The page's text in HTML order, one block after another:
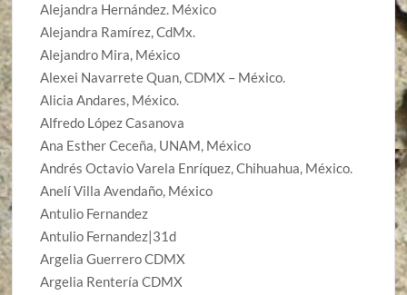
Alejandra Hernández. México
Alejandra Ramírez, CdMx.
Alejandro Mira, México
Alexei Navarrete Quan, CDMX – México.
Alicia Andares, México.
Alfredo López Casanova
Ana Esther Ceceña, UNAM, México
Andrés Octavio Varela Enríquez, Chihuahua, México.
Anelí Villa Avendaño, México
Antulio Fernandez
Antulio Fernandez|31d
Argelia Guerrero CDMX
Argelia Rentería CDMX